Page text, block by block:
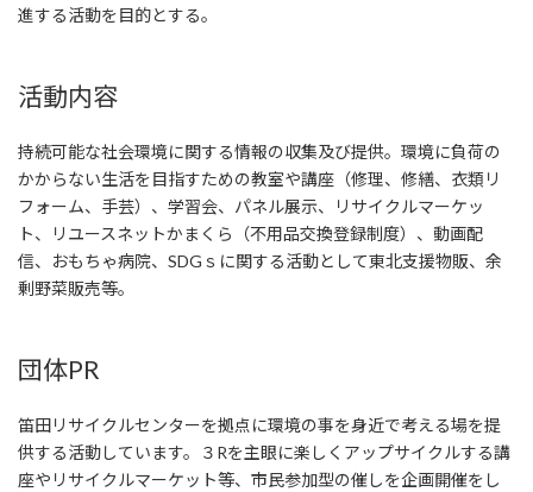
進する活動を目的とする。
活動内容
持続可能な社会環境に関する情報の収集及び提供。環境に負荷の
かからない生活を目指すための教室や講座（修理、修繕、衣類リ
フォーム、手芸）、学習会、パネル展示、リサイクルマーケッ
ト、リユースネットかまくら（不用品交換登録制度）、動画配
信、おもちゃ病院、SDGｓに関する活動として東北支援物販、余
剰野菜販売等。
団体PR
笛田リサイクルセンターを拠点に環境の事を身近で考える場を提
供する活動しています。３Rを主眼に楽しくアップサイクルする講
座やリサイクルマーケット等、市民参加型の催しを企画開催をし